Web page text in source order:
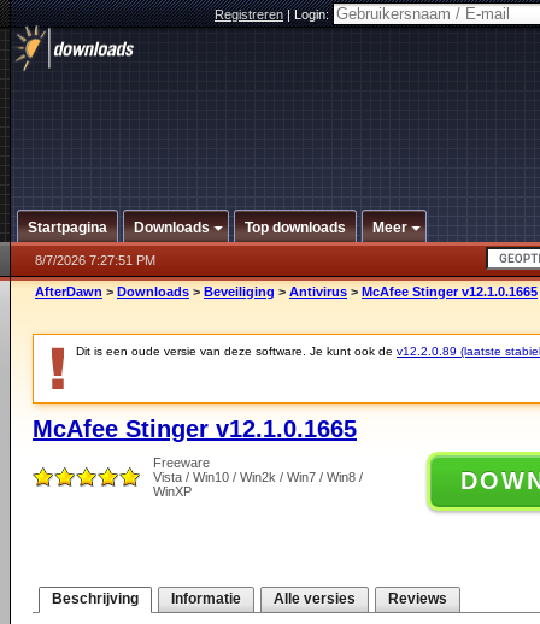
Registreren|Login:
Startpagina Downloads Top downloads Meer
8/7/2026 7:27:51 PM
AfterDawn > Downloads > Beveiliging > Antivirus > McAfee Stinger v12.1.0.1665
Dit is een oude versie van deze software. Je kunt ook de v12.2.0.89 (laatste
McAfee Stinger v12.1.0.1665
Freeware
Vista / Win10 / Win2k / Win7 / Win8 /
WinXP
Beschrijving Informatie Alle versies Reviews